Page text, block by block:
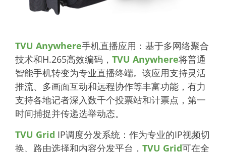
TVU Anywhere手机直播应用：基于多网络聚合
技术和H.265高效编码， TVU Anywhere将普通
智能手机转变为专业直播终端。该应用支持灵活
推流、多画面互动和远程协作等丰富功能，有力
支持各地记者深入数千个投票站和计票点，第一
时间捕捉并传递选举动态。
TVU Grid IP调度分发系统：作为专业的IP视频切
换、路由选择和内容分发平台， TVU Grid可在全